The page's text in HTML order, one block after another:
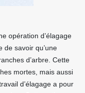
opération d’élagage
de savoir qu’une
d’arbre. Cette
mortes, mais aussi
d’élagage a pour